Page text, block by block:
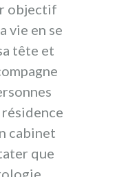
objectif
vie en se
tête et
résidence
cabinet
que